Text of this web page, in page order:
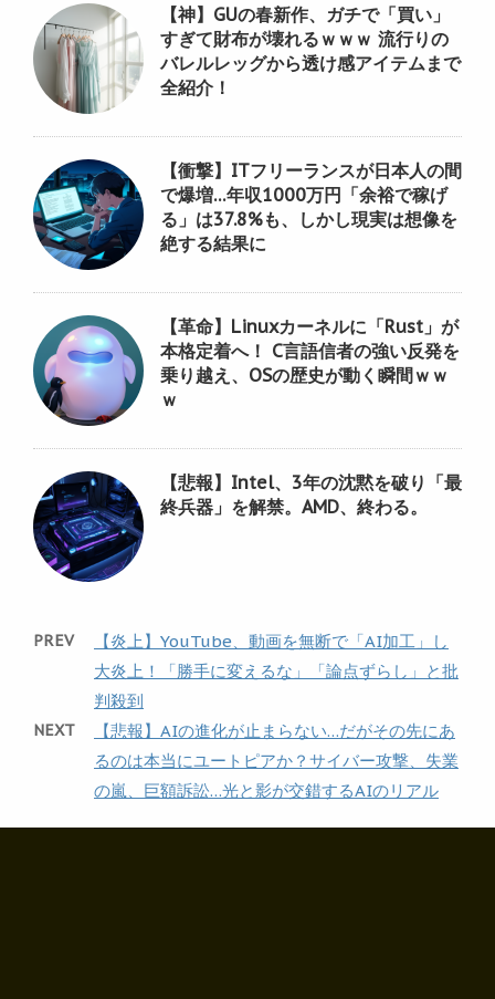
【神】GUの春新作、ガチで「買い」
すぎて財布が壊れるｗｗｗ 流行りの
バレルレッグから透け感アイテムまで
全紹介！
【衝撃】ITフリーランスが日本人の間
で爆増…年収1000万円「余裕で稼げ
る」は37.8%も、しかし現実は想像を
絶する結果に
【革命】Linuxカーネルに「Rust」が
本格定着へ！ C言語信者の強い反発を
乗り越え、OSの歴史が動く瞬間ｗｗ
ｗ
【悲報】Intel、3年の沈黙を破り「最
終兵器」を解禁。AMD、終わる。
PREV
【炎上】YouTube、動画を無断で「AI加工」し
大炎上！「勝手に変えるな」「論点ずらし」と批
判殺到
NEXT
【悲報】AIの進化が止まらない…だがその先にあ
るのは本当にユートピアか？サイバー攻撃、失業
の嵐、巨額訴訟…光と影が交錯するAIのリアル